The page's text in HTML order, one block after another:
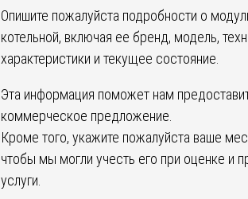
Опишите пожалуйста подробности о
котельной, включая ее бренд, модель,
характеристики и текущее состояние.
Эта информация поможет нам
коммерческое предложение.
Кроме того, укажите пожалуйста ваше
чтобы мы могли учесть его при оценке и
услуги.